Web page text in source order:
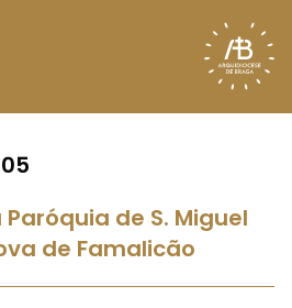
de S. Miguel
de Famalicão